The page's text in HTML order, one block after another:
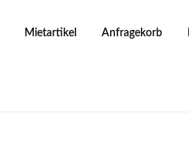
Mietartikel Anfragekorb